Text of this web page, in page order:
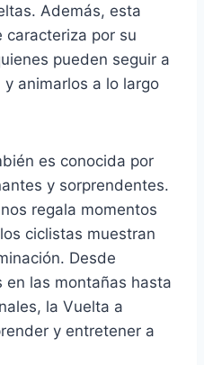
Además, esta
caracteriza por su
pueden seguir a
animarlos a lo largo
es conocida por
y sorprendentes.
regala momentos
ciclistas muestran
Desde
en las montañas hasta
la Vuelta a
y entretener a